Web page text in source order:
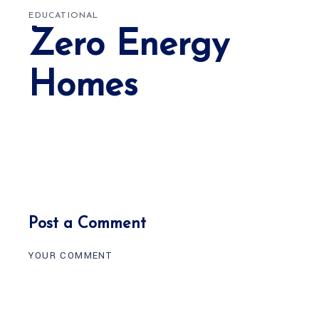
EDUCATIONAL
Zero Energy
Homes
Post a Comment